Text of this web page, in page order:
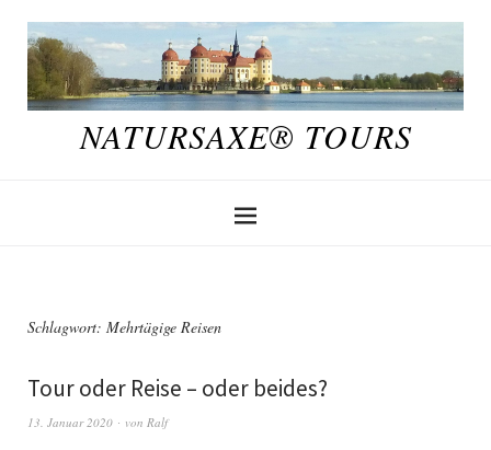
NATURSAXE® TOURS
Schlagwort: Mehrtägige Reisen
Tour oder Reise – oder beides?
13. Januar 2020 von Ralf